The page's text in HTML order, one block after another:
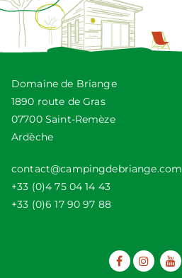
Domaine de Briange
1890 route de Gras
07700 Saint-Remèze
Ardèche
contact@campingdebriange.com
+33 (0)4 75 04 14 43
+33 (0)6 17 90 97 88